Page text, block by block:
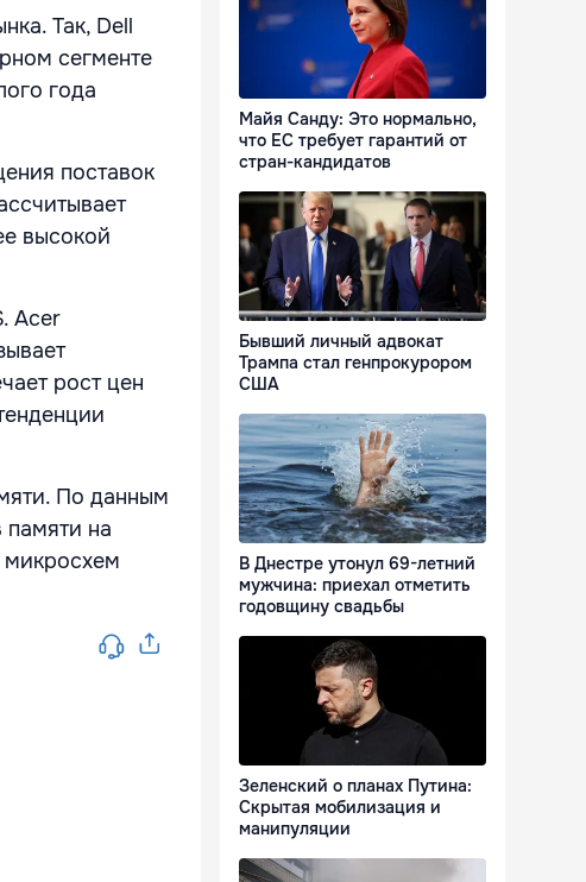
Так, Dell
сегменте
года
поставок
высокой
Acer
рост цен
По данным
памяти на
микросхем
Майя Санду: Это нормально,
что ЕС требует гарантий от
стран-кандидатов
Бывший личный адвокат
Трампа стал генпрокурором
США
В Днестре утонул 69-летний
мужчина: приехал отметить
годовщину свадьбы
Зеленский о планах Путина:
Скрытая мобилизация и
манипуляции